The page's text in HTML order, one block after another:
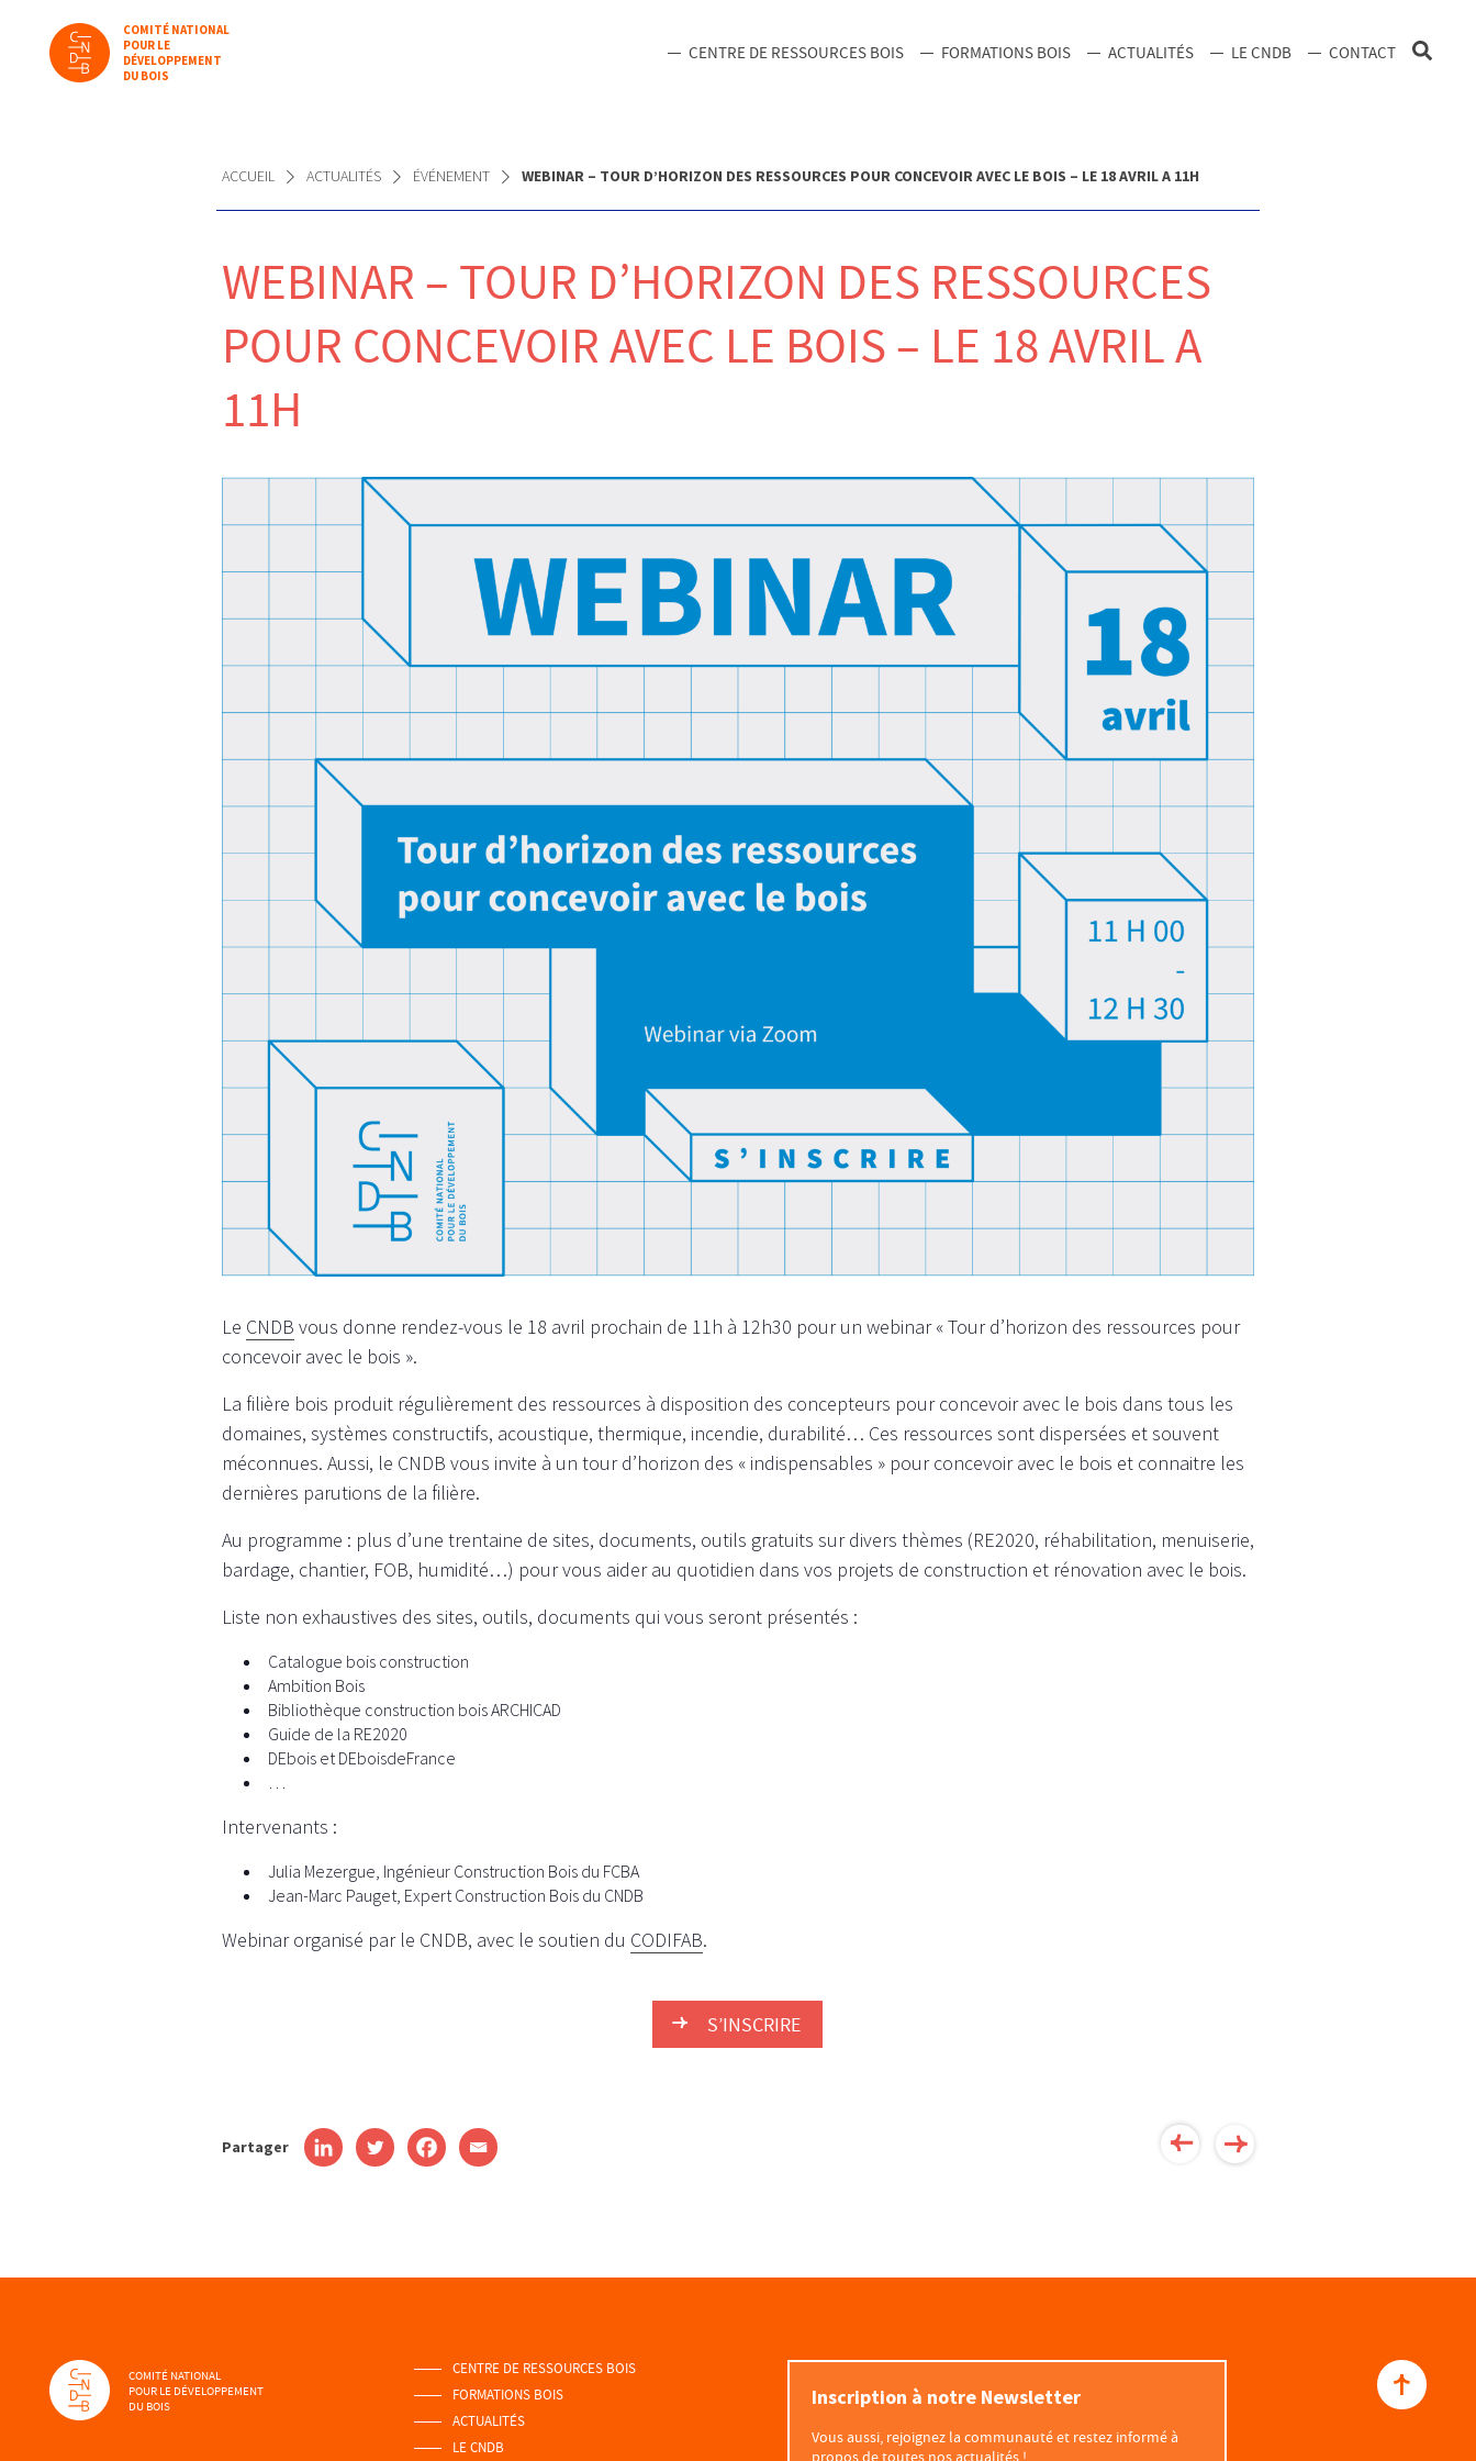
COMITÉ NATIONAL
POUR LE
DÉVELOPPEMENT
DU BOIS
CENTRE DE RESSOURCES BOIS FORMATIONS BOIS ACTUALITÉS LE CNDB CONTACT
ACCUEIL ACTUALITÉS ÉVÉNEMENT WEBINAR – TOUR D’HORIZON DES RESSOURCES POUR CONCEVOIR AVEC LE BOIS – LE 18 AVRIL A 11H
WEBINAR – TOUR D’HORIZON DES RESSOURCES
POUR CONCEVOIR AVEC LE BOIS – LE 18 AVRIL A
11H
Le CNDB vous donne rendez-vous le 18 avril prochain de 11h à 12h30 pour un webinar « Tour d’horizon des ressources pour
concevoir avec le bois ».
La filière bois produit régulièrement des ressources à disposition des concepteurs pour concevoir avec le bois dans tous les
domaines, systèmes constructifs, acoustique, thermique, incendie, durabilité… Ces ressources sont dispersées et souvent
méconnues. Aussi, le CNDB vous invite à un tour d’horizon des « indispensables » pour concevoir avec le bois et connaitre les
dernières parutions de la filière.
Au programme : plus d’une trentaine de sites, documents, outils gratuits sur divers thèmes (RE2020, réhabilitation, menuiserie,
bardage, chantier, FOB, humidité…) pour vous aider au quotidien dans vos projets de construction et rénovation avec le bois.
Liste non exhaustives des sites, outils, documents qui vous seront présentés :
Catalogue bois construction
Ambition Bois
Bibliothèque construction bois ARCHICAD
Guide de la RE2020
DEbois et DEboisdeFrance
…
Intervenants :
Julia Mezergue, Ingénieur Construction Bois du FCBA
Jean-Marc Pauget, Expert Construction Bois du CNDB
Webinar organisé par le CNDB, avec le soutien du CODIFAB.
S’INSCRIRE
Partager
COMITÉ NATIONAL
POUR LE DÉVELOPPEMENT
DU BOIS
CENTRE DE RESSOURCES BOIS
FORMATIONS BOIS
ACTUALITÉS
LE CNDB
Inscription à notre Newsletter
Vous aussi, rejoignez la communauté et restez informé à